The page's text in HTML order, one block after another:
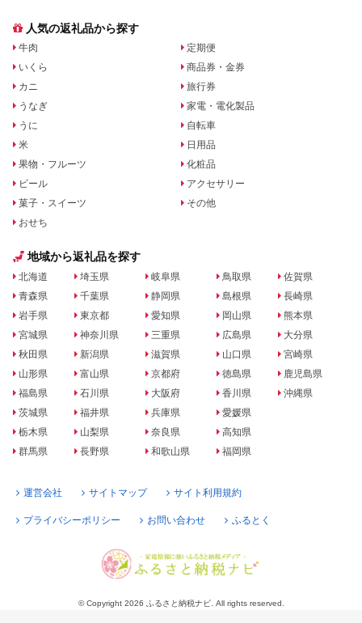
人気の返礼品から探す
牛肉
いくら
カニ
うなぎ
うに
米
果物・フルーツ
ビール
菓子・スイーツ
おせち
定期便
商品券・金券
旅行券
家電・電化製品
自転車
日用品
化粧品
アクセサリー
その他
地域から返礼品を探す
北海道
青森県
岩手県
宮城県
秋田県
山形県
福島県
茨城県
栃木県
群馬県
埼玉県
千葉県
東京都
神奈川県
新潟県
富山県
石川県
福井県
山梨県
長野県
岐阜県
静岡県
愛知県
三重県
滋賀県
京都府
大阪府
兵庫県
奈良県
和歌山県
鳥取県
島根県
岡山県
広島県
山口県
徳島県
香川県
愛媛県
高知県
福岡県
佐賀県
長崎県
熊本県
大分県
宮崎県
鹿児島県
沖縄県
運営会社 サイトマップ サイト利用規約
プライバシーポリシー お問い合わせ ふるとく
© Copyright 2026 ふるさと納税ナビ. All rights reserved.